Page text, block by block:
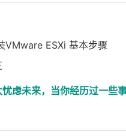
VMware ESXi 基本步骤
虑未来，当你经历过一些